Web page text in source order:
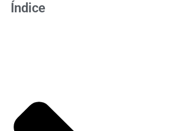
Índice